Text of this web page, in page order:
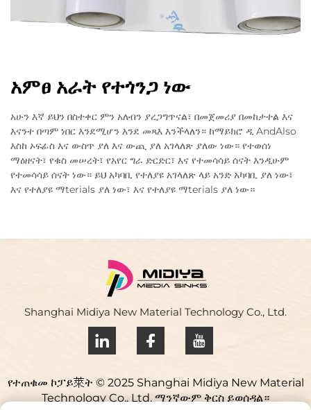
አምፀ አራት የተጎንጋ ነው
አሁን እኛ ይህን በስተቀር ምን አለብን ያረጋግጥናል፣ በመጀመሪያ በመከታተል እና
እናንተ በጣም ነበር እንደሚሆን እንደ መጻእ እንችላለን። ከማይክሮ ዲ AndAlso
እስከ ኦፍፊስ እና ውስጥ ያለ እና ውጪ ያለ አገላለጽ ያለው ነው። የተወሰነ
ማዕዘናት፣ የቁስ መሠረት፣ የአየር ግራ ድርድር፣ እና የተመሳሳይ ሰናት እንዲሁም
የተመሳሳይ ሰናት ነው። ይህ አካባቢ የተለያዩ አገላለጽ ላይ አንድ አካባቢ ያለ ነው፣
እና የተለያዩ ማterials ያለ ነው፣ እና የተለያዩ ማterials ያለ ነው።
Shanghai Midiya New Material Technology Co., Ltd.
የተጠቁመ ኮፓይ萊ት © 2025 Shanghai Midiya New Material
Technology Co., Ltd. ማንኛውም ቅርስ ይወሰዳል።